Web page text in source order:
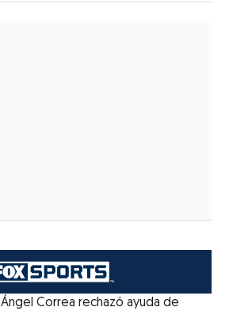
Ángel Correa rechazó ayuda de